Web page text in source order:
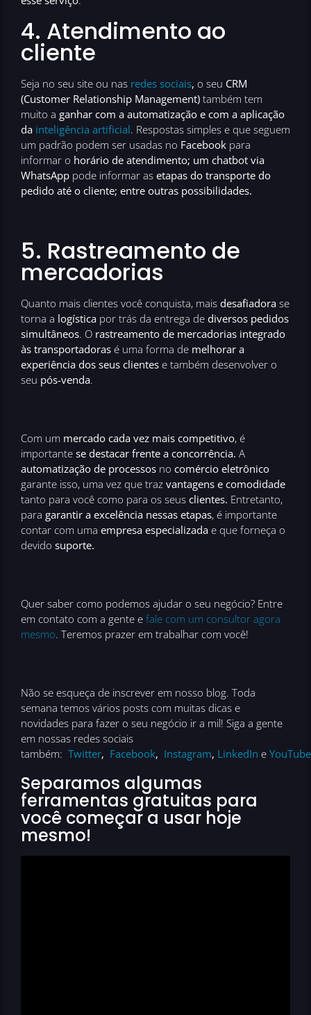
4. Atendimento ao
cliente
Seja no seu site ou nas redes sociais, o seu CRM
(Customer Relationship Management) também tem
muito a ganhar com a automatização e com a aplicação
da inteligência artificial. Respostas simples e que seguem
um padrão podem ser usadas no Facebook para
informar o horário de atendimento; um chatbot via
WhatsApp pode informar as etapas do transporte do
pedido até o cliente; entre outras possibilidades.
5. Rastreamento de
mercadorias
Quanto mais clientes você conquista, mais desafiadora se
torna a logística por trás da entrega de diversos pedidos
simultâneos. O rastreamento de mercadorias integrado
às transportadoras é uma forma de melhorar a
experiência dos seus clientes e também desenvolver o
seu pós-venda.
Com um mercado cada vez mais competitivo, é
importante se destacar frente a concorrência. A
automatização de processos no comércio eletrônico
garante isso, uma vez que traz vantagens e comodidade
tanto para você como para os seus clientes. Entretanto,
para garantir a excelência nessas etapas, é importante
contar com uma empresa especializada e que forneça o
devido suporte.
Quer saber como podemos ajudar o seu negócio? Entre
em contato com a gente e fale com um consultor agora
mesmo. Teremos prazer em trabalhar com você!
Não se esqueça de inscrever em nosso blog. Toda
semana temos vários posts com muitas dicas e
novidades para fazer o seu negócio ir a mil! Siga a gente
em nossas redes sociais
também: Twitter, Facebook, Instagram, LinkedIn e YouTube
Separamos algumas
ferramentas gratuitas para
você começar a usar hoje
mesmo!